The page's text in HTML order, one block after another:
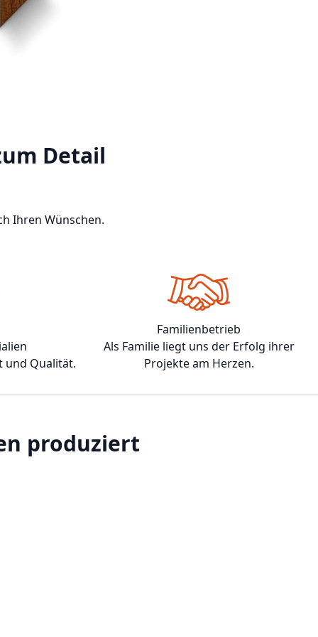
Detail
Ihren Wünschen.
und Qualität.
Familienbetrieb
Als Familie liegt uns der Erfolg ihrer
Projekte am Herzen.
produziert